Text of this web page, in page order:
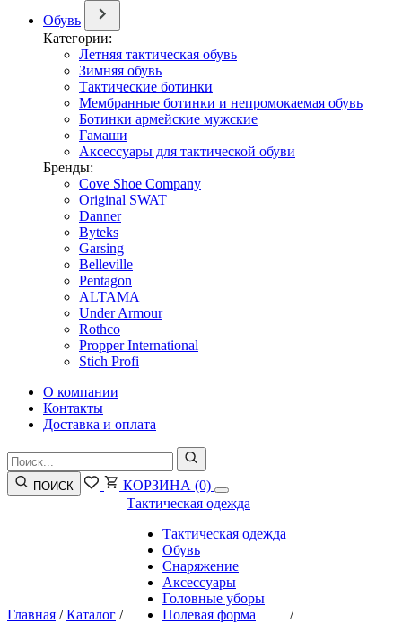
Обувь
Категории:
Летняя тактическая обувь
Зимняя обувь
Тактические ботинки
Мембранные ботинки и непромокаемая обувь
Ботинки армейские мужские
Гамаши
Аксессуары для тактической обуви
Бренды:
Cove Shoe Company
Original SWAT
Danner
Byteks
Garsing
Belleville
Pentagon
ALTAMA
Under Armour
Rothco
Propper International
Stich Profi
О компании
Контакты
Доставка и оплата
ПОИСК КОРЗИНА (0)
Главная /Каталог /
Тактическая одежда
Тактическая одежда
Обувь
Снаряжение
Аксессуары
Головные уборы
Полевая форма
/